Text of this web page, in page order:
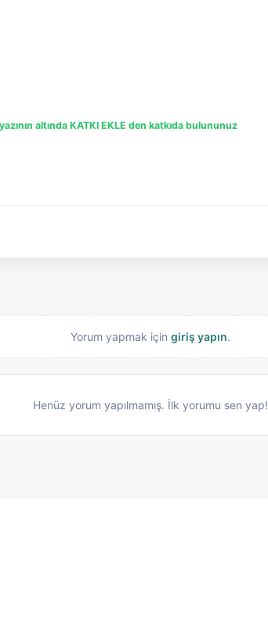
altında KATKI EKLE den katkıda bulununuz
Yorum yapmak için giriş yapın.
Henüz yorum yapılmamış. İlk yorumu sen yap!